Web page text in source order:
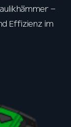
–
Effizienz im